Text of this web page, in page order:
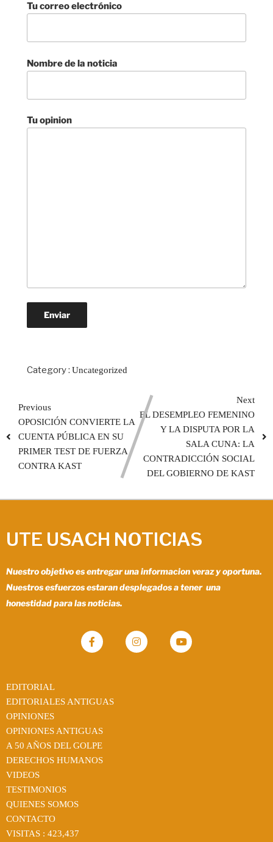
Tu correo electrónico
Nombre de la noticia
Tu opinion
Category : Uncategorized
Previous
OPOSICIÓN CONVIERTE LA
CUENTA PÚBLICA EN SU
PRIMER TEST DE FUERZA
CONTRA KAST
Next
EL DESEMPLEO FEMENINO
Y LA DISPUTA POR LA
SALA CUNA: LA
CONTRADICCIÓN SOCIAL
DEL GOBIERNO DE KAST
UTE USACH NOTICIAS
Nuestro objetivo es entregar una informacion veraz y oportuna.
Nuestros esfuerzos estaran desplegados a tener una
honestidad para las noticias.
EDITORIAL
EDITORIALES ANTIGUAS
OPINIONES
OPINIONES ANTIGUAS
A 50 AÑOS DEL GOLPE
DERECHOS HUMANOS
VIDEOS
TESTIMONIOS
QUIENES SOMOS
CONTACTO
VISITAS : 423,437